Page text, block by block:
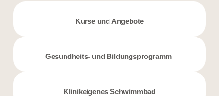
Kurse und Angebote
Gesundheits- und Bildungsprogramm
Klinikeigenes Schwimmbad